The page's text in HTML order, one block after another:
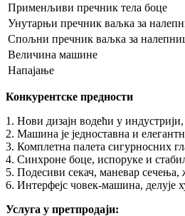
Применљиви пречник тела боце
Унутарњи пречник ваљка за
Спољни пречник ваљка за
Величина машине
Напајање
Конкурентске предности
1. Нови дизајн водећи у
2. Машина је једноставна и
3. Комплетна палета сигурносних
4. Синхроне боце, испоруке и
5. Подесиви секач, маневар сечења,
6. Интерфејс човек-машина, делује
Услуга у претпродаји: